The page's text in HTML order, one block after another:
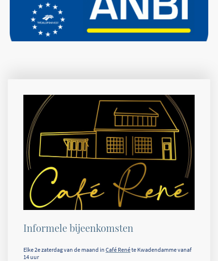
Informele bijeenkomsten
Elke 2e zaterdag van de maand in Café Renéte Kwadendamme vanaf
14 uur